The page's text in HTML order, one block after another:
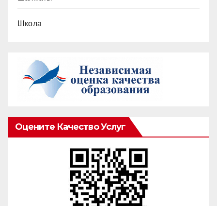
Школа
Оцените Качество Услуг